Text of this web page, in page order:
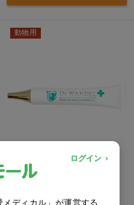
動物用
ル)プラス 30g(単体)…他
ログイン
ディカル」が運営する